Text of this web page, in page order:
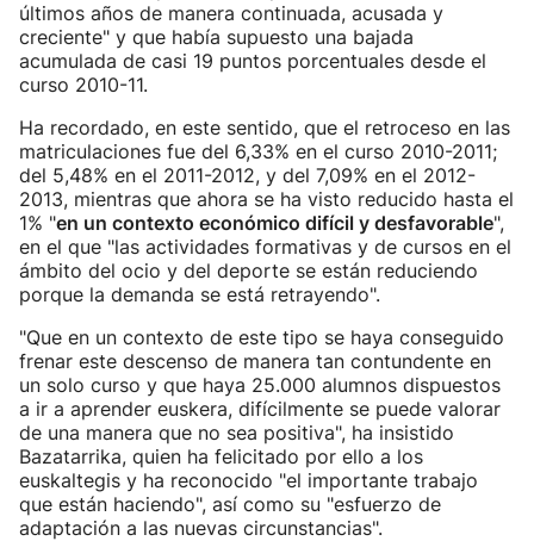
últimos años de manera continuada, acusada y
creciente" y que había supuesto una bajada
acumulada de casi 19 puntos porcentuales desde el
curso 2010-11.
Ha recordado, en este sentido, que el retroceso en las
matriculaciones fue del 6,33% en el curso 2010-2011;
del 5,48% en el 2011-2012, y del 7,09% en el 2012-
2013, mientras que ahora se ha visto reducido hasta el
1% "en un contexto económico difícil y desfavorable",
en el que "las actividades formativas y de cursos en el
ámbito del ocio y del deporte se están reduciendo
porque la demanda se está retrayendo".
"Que en un contexto de este tipo se haya conseguido
frenar este descenso de manera tan contundente en
un solo curso y que haya 25.000 alumnos dispuestos
a ir a aprender euskera, difícilmente se puede valorar
de una manera que no sea positiva", ha insistido
Bazatarrika, quien ha felicitado por ello a los
euskaltegis y ha reconocido "el importante trabajo
que están haciendo", así como su "esfuerzo de
adaptación a las nuevas circunstancias".